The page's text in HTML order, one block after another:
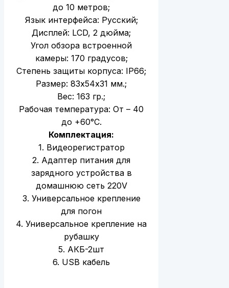
до 10 метров;
Язык интерфейса: Русский;
Дисплей: LCD, 2 дюйма;
Угол обзора встроенной
камеры: 170 градусов;
Степень защиты корпуса: IP66;
Размер: 83х54х31 мм.;
Вес: 163 гр.;
Рабочая температура: От – 40
до +60°С.
Комплектация:
1. Видеорегистратор
2. Адаптер питания для
зарядного устройства в
домашнюю сеть 220V
3. Универсальное крепление
для погон
4. Универсальное крепление на
рубашку
5. АКБ-2шт
6. USB кабель